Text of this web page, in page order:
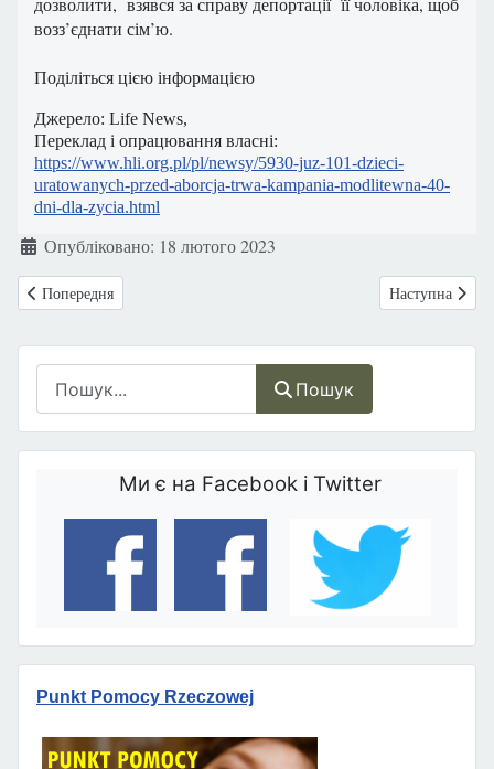
Пошук
Ми є на Facebook і Twitter
Punkt Pomocy Rzeczowej
возз’єднати сім’ю.
Поділіться цією інформацією
Джерело: Life News,
Переклад і опрацювання власні:
https://www.hli.org.pl/pl/newsy/5930-juz-101-dzieci-
uratowanych-przed-aborcja-trwa-kampania-modlitewna-40-
dni-dla-zycia.html
ДеталіОпубліковано: 18 лютого 2023
Попередня стаття: Роль батька у вихованні дітей.
Попередня Наступна
Наступна